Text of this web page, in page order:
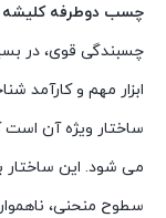
چسب دوطرفه کلیشه
چسبندگی قوی، در
ابزار مهم و کارآمد
ساختار ویژه آن
می شود. این ساختار
سطوح منحنی،